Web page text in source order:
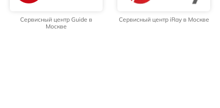
Сервисный центр Guide в
Москве
Сервисный центр iRay в Москве